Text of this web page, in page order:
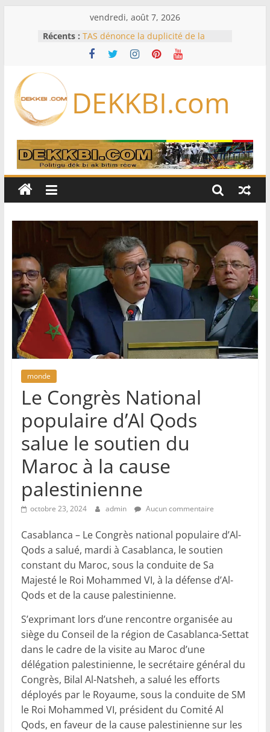
vendredi, août 7, 2026
Récents : TAS dénonce la duplicité de la
majorité parlementaire
RD Congo: Kinshasa interdit les
production
Assemblée nationale / Session
Dette, FMI, notation: les dessous de
l’effondrement des IDE au
Sénégal…comment le Sénégal est
passé de 3 milliards à 37 millions
61e Grand Prix du chef de l’Etat : Ce
DEKKBI.com
monde
Le Congrès National
populaire d’Al Qods
salue le soutien du
Maroc à la cause
palestinienne
octobre 23, 2024 admin Aucun commentaire
Casablanca – Le Congrès national populaire d’Al-
Qods a salué, mardi à Casablanca, le soutien
constant du Maroc, sous la conduite de Sa
Majesté le Roi Mohammed VI, à la défense d’Al-
Qods et de la cause palestinienne.
S’exprimant lors d’une rencontre organisée au
siège du Conseil de la région de Casablanca-Settat
dans le cadre de la visite au Maroc d’une
délégation palestinienne, le secrétaire général du
Congrès, Bilal Al-Natsheh, a salué les efforts
déployés par le Royaume, sous la conduite de SM
le Roi Mohammed VI, président du Comité Al
Qods, en faveur de la cause palestinienne sur les